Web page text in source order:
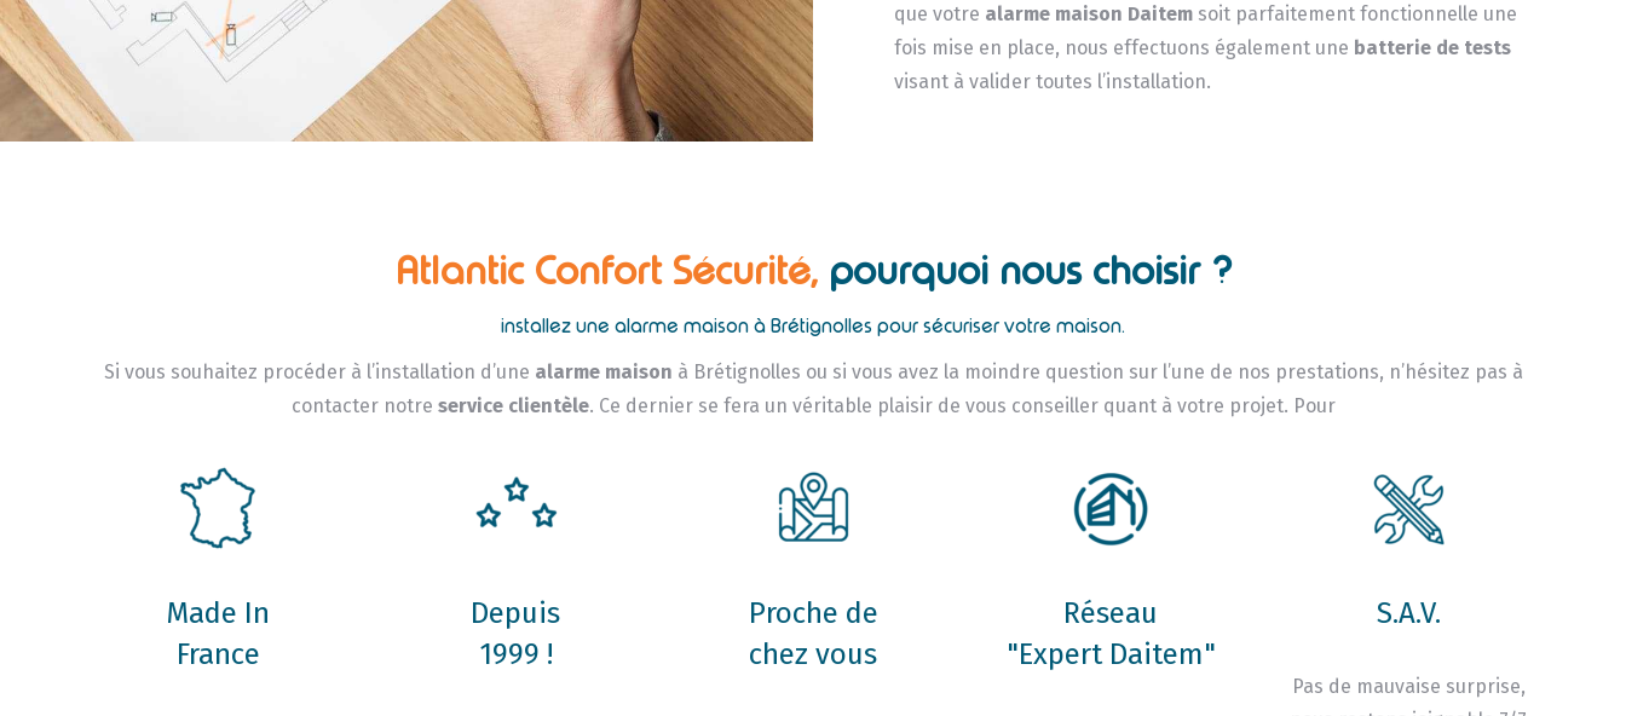
que votre alarme maison Daitem soit parfaitement fonctionnelle une
fois mise en place, nous effectuons également une batterie de tests
visant à valider toutes l’installation.
Atlantic Confort Sécurité, pourquoi nous choisir ?
installez une alarme maison à Brétignolles pour sécuriser votre maison.
Si vous souhaitez procéder à l’installation d’une alarme maison à Brétignolles ou si vous avez la moindre question sur l’une de nos prestations, n’hésitez pas à
contacter notre service clientèle. Ce dernier se fera un véritable plaisir de vous conseiller quant à votre projet. Pour
Made In
France
Depuis
1999 !
Proche de
chez vous
Réseau
"Expert Daitem"
S.A.V.
Pas de mauvaise surprise,